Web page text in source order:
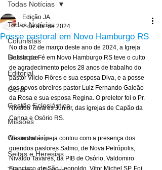
Todas Notícias
Colunistas
Destaque
Editorial
Geral
Gestão Eclesiástica
Missões
Observatório
Seitas e Heresias
Todas Notícias
Posse pastoral em Novo Hamburgo RS
Edição JA
2 de abr. de 2024
No dia 02 de março deste ano de 2024, a Igreja
Batista da Fé em Novo Hamburgo RS teve o culto
de agradecimento pelos 28 anos de trabalho do
pastor Vilcio Flôres e sua esposa Diva, e a posse
dos novos obreiros pastor Luiz Fernando Galeão
da Rosa e sua esposa Regina. O preletor foi o Pr.
Nivaldo Tavares Júnior, das igrejas de Capão da
Canoa e Osório RS.
Neste dia a igreja contou com a presença dos
queridos pastores Salmo, de Nova Petrópolis,
Nivaldo Tavares, da PIB de Osório, Valdomiro
Francisco, de São Leopoldo, Vitor Michel SP. Foi